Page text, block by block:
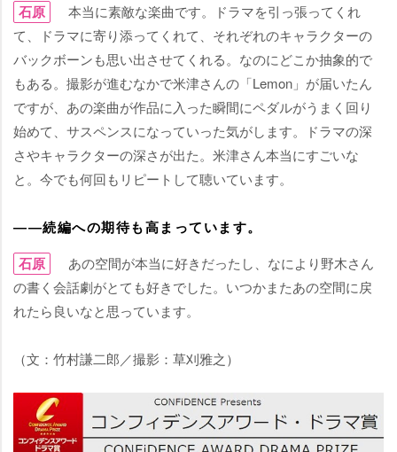
石原
本当に素敵な楽曲です。ドラマを引っ張ってくれ
て、ドラマに寄り添ってくれて、それぞれのキャラクターの
バックボーンも思い出させてくれる。なのにどこか抽象的で
もある。撮影が進むなかで米津さんの「Lemon」が届いたん
ですが、あの楽曲が作品に入った瞬間にペダルがうまく回り
始めて、サスペンスになっていった気がします。ドラマの深
さやキャラクターの深さが出た。米津さん本当にすごいな
と。今でも何回もリピートして聴いています。
――続編への期待も高まっています。
石原
あの空間が本当に好きだったし、なにより野木さん
の書く会話劇がとても好きでした。いつかまたあの空間に戻
れたら良いなと思っています。
（文：竹村謙二郎／撮影：草刈雅之）